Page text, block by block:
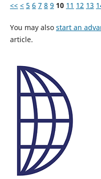
<< < 5 6 7 8 9 10 11 12 13
You may also start an
article.